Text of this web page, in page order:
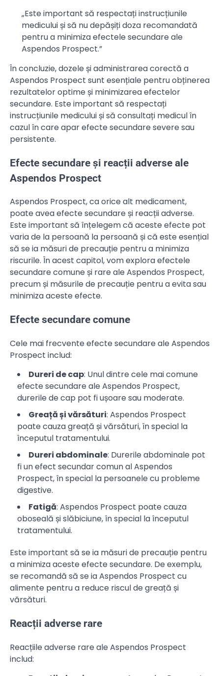
„Este important să respectați instrucțiunile
medicului și să nu depășiți doza recomandată
pentru a minimiza efectele secundare ale
Aspendos Prospect.”
În concluzie, dozele și administrarea corectă a
Aspendos Prospect sunt esențiale pentru obținerea
rezultatelor optime și minimizarea efectelor
secundare. Este important să respectați
instrucțiunile medicului și să consultați medicul în
cazul în care apar efecte secundare severe sau
persistente.
Efecte secundare și reacții adverse ale
Aspendos Prospect
Aspendos Prospect, ca orice alt medicament,
poate avea efecte secundare și reacții adverse.
Este important să înțelegem că aceste efecte pot
varia de la persoană la persoană și că este esențial
să se ia măsuri de precauție pentru a minimiza
riscurile. În acest capitol, vom explora efectele
secundare comune și rare ale Aspendos Prospect,
precum și măsurile de precauție pentru a evita sau
minimiza aceste efecte.
Efecte secundare comune
Cele mai frecvente efecte secundare ale Aspendos
Prospect includ:
Dureri de cap: Unul dintre cele mai comune
efecte secundare ale Aspendos Prospect,
durerile de cap pot fi ușoare sau moderate.
Greață și vărsături: Aspendos Prospect
poate cauza greață și vărsături, în special la
începutul tratamentului.
Dureri abdominale: Durerile abdominale pot
fi un efect secundar comun al Aspendos
Prospect, în special la persoanele cu probleme
digestive.
Fatigă: Aspendos Prospect poate cauza
oboseală și slăbiciune, în special la începutul
tratamentului.
Este important să se ia măsuri de precauție pentru
a minimiza aceste efecte secundare. De exemplu,
se recomandă să se ia Aspendos Prospect cu
alimente pentru a reduce riscul de greață și
vărsături.
Reacții adverse rare
Reacțiile adverse rare ale Aspendos Prospect
includ: